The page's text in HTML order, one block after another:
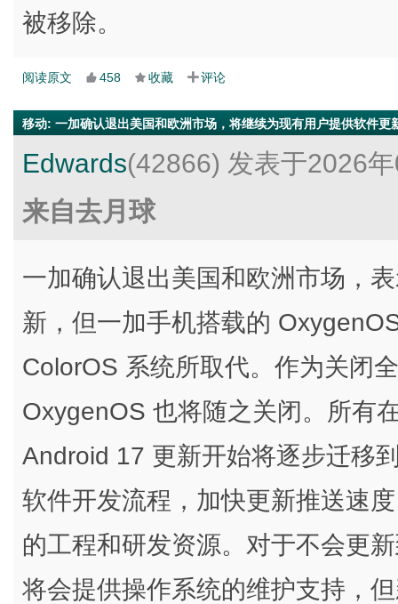
被移除。
阅读原文 458 收藏 评论
移动: 一加确认退出美国和欧洲市场，将继续为现有用户提供软件更
Edwards(42866) 发表于2026
来自去月球
一加确认退出美国和欧洲市场，
新，但一加手机搭载的
ColorOS 系统所取代。作为关闭
OxygenOS 也将随之关闭。所有
Android 17 更新开始将逐步迁移
软件开发流程，加快更新推送速
的工程和研发资源。对于不会更
将会提供操作系统的维护支持，